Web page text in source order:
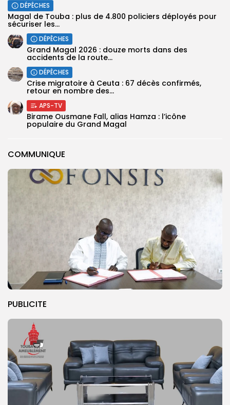
COMMUNIQUE
PUBLICITE
DÉPÊCHES
Magal de Touba : plus de 4.800 policiers déployés pour
sécuriser les...
DÉPÊCHES
Grand Magal 2026 : douze morts dans des
accidents de la route...
DÉPÊCHES
Crise migratoire à Ceuta : 67 décès confirmés,
retour en nombre des...
APS-TV
Birame Ousmane Fall, alias Hamza : l’icône
populaire du Grand Magal